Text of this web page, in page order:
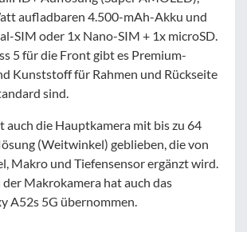
aufladbaren 4.500-mAh-Akku und
SIM oder 1x Nano-SIM + 1x microSD.
5 für die Front gibt es Premium-
Kunststoff für Rahmen und Rückseite
sind.
auch die Hauptkamera mit bis zu 64
(Weitwinkel) geblieben, die von
Makro und Tiefensensor ergänzt wird.
der Makrokamera hat auch das
A52s 5G übernommen.